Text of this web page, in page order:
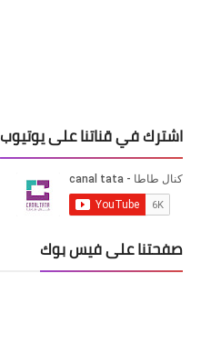
اشترك في قناتنا على يوتيوب
صفحتنا على فيس بوك